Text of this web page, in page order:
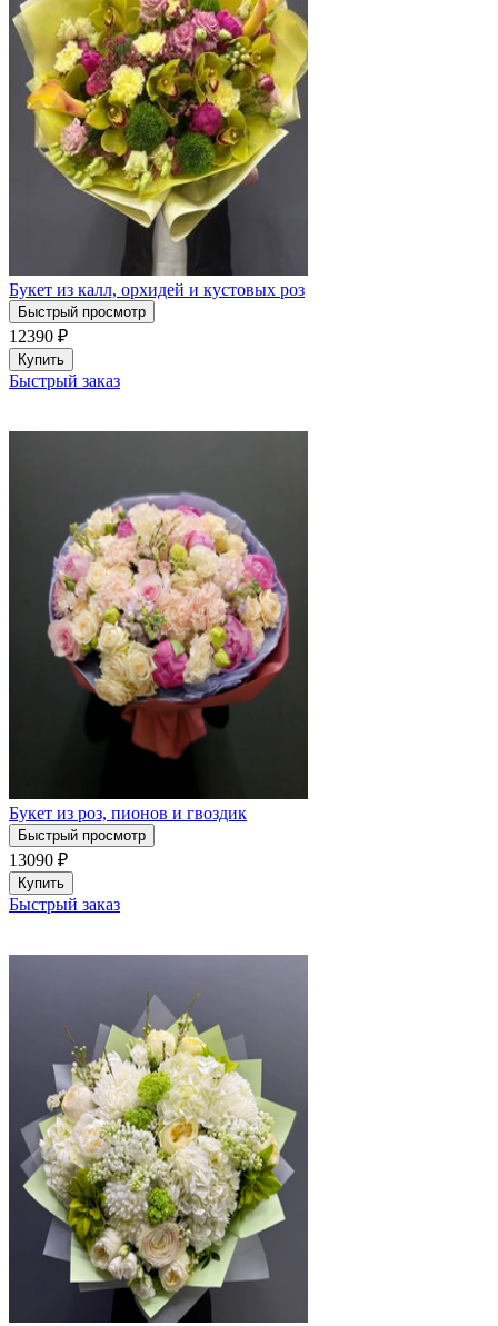
Букет из калл, орхидей и кустовых роз
Быстрый просмотр
12390 ₽
Купить
Быстрый заказ
Букет из роз, пионов и гвоздик
Быстрый просмотр
13090 ₽
Купить
Быстрый заказ